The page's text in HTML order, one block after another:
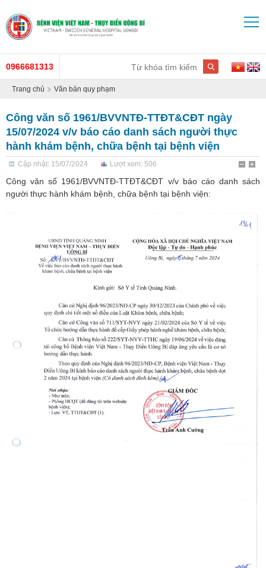
0966681313
Trang chủ Văn bản quy phạm
Công văn số 1961/BVVNTĐ-TTĐT&CĐT ngày
15/07/2024 v/v báo cáo danh sách người thực
hành khám bệnh, chữa bệnh tại bệnh viện
Cập nhật: 15/07/2024 Lượt xem: 506
Công văn số 1961/BVVNTĐ-TTĐT&CĐT v/v báo cáo danh sách
người thực hành khám bệnh, chữa bệnh tại bệnh viện: